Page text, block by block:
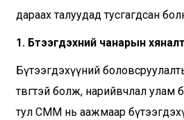
дараах талуудад тусгагдсан
1. Бүтээгдэхүүний чанарын
Бүтээгдэхүүний
төвөгтэй болж, нарийвчлал
тул CMM нь аажмаар